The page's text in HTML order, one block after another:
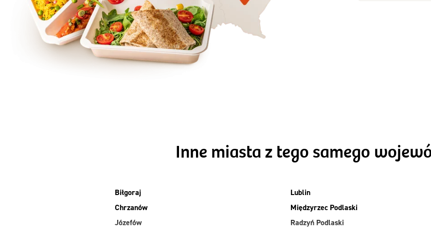
Zamów dietę!
Inne miasta z tego samego
Biłgoraj
Chrzanów
Józefów
Lublin
Międzyrzec Podlaski
Radzyń Podlaski